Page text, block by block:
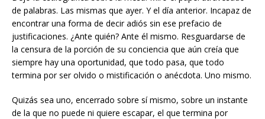
de palabras. Las mismas que ayer. Y el día anterior. Incapaz de
encontrar una forma de decir adiós sin ese prefacio de
justificaciones. ¿Ante quién? Ante él mismo. Resguardarse de
la censura de la porción de su conciencia que aún creía que
siempre hay una oportunidad, que todo pasa, que todo
termina por ser olvido o mistificación o anécdota. Uno mismo.
Quizás sea uno, encerrado sobre sí mismo, sobre un instante
de la que no puede ni quiere escapar, el que termina por